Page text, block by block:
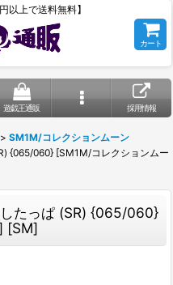
以上で送料無料】
カート
遊戯王通販 採用情報
> SM1M/コレクションムーン
{065/060} [SM1M/コレクションムー
したっぱ (SR) {065/060}
[SM]